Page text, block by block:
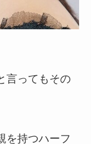
言ってもその
を持つハーフ